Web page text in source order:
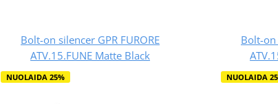
Bolt-on silencer GPR FURORE
ATV.15.FUNE Matte Black
NUOLAIDA 25%
Bolt-on
NUOLAIDA